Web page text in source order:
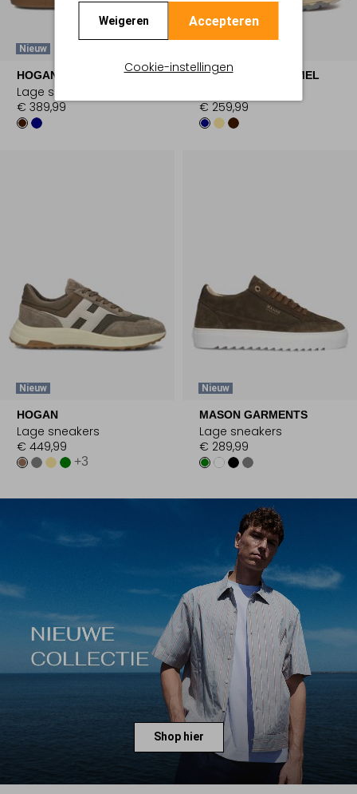
Weigeren Accepteren
Cookie-instellingen
Nieuw
HOGAN
Lage sneakers
€ 389,99
FLORIS VAN BOMMEL
€ 259,99
Nieuw
HOGAN
Lage sneakers
€ 449,99
+3
Nieuw
MASON GARMENTS
Lage sneakers
€ 289,99
Shop hier